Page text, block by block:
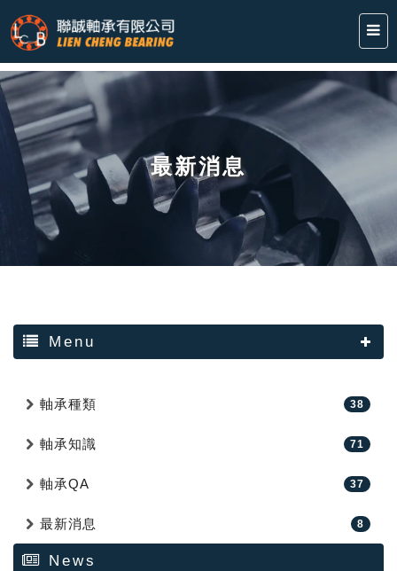
最新消息
Menu
軸承種類 38
軸承知識 71
軸承QA 37
最新消息 8
News